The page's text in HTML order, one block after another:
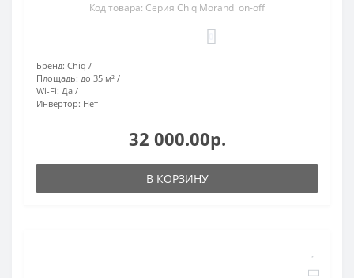
Код товара: Серия Chiq Morandi on-off
Бренд: Chiq
Площадь: до 35 м²
Wi-Fi: Да
Инвертор: Нет
32 000.00р.
В КОРЗИНУ